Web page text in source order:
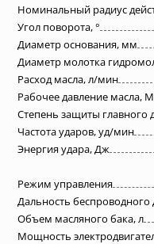
Номинальный радиус
Угол поворота, °
Диаметр основания, мм
Диаметр молотка
Расход масла, л/мин
Рабочее давление масла,
Степень защиты главного
Частота ударов, уд/мин
Энергия удара, Дж
Режим управления
Дальность беспроводного
Объем масляного бака, л
Мощность